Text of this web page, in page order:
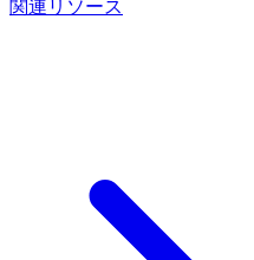
関連リソース